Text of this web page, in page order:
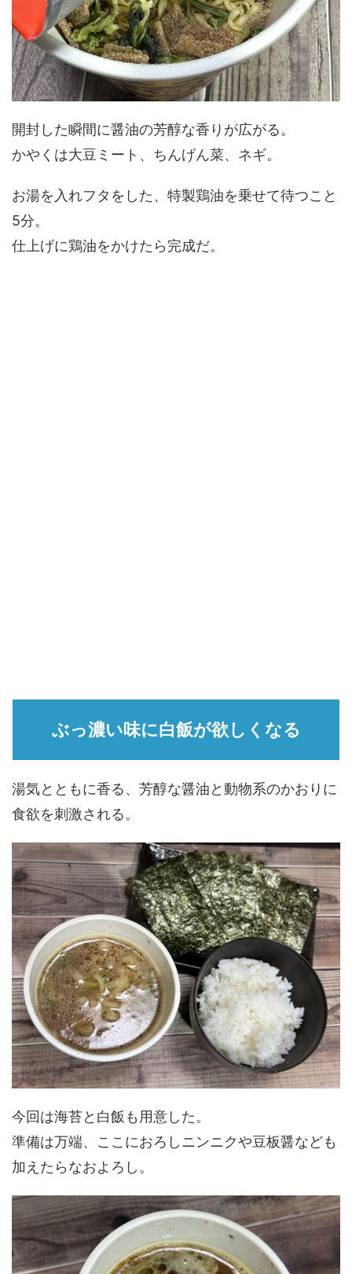
開封した瞬間に醤油の芳醇な香りが広がる。
かやくは大豆ミート、ちんげん菜、ネギ。
お湯を入れフタをした、特製鶏油を乗せて待つこと
5分。
仕上げに鶏油をかけたら完成だ。
ぶっ濃い味に白飯が欲しくなる
湯気とともに香る、芳醇な醤油と動物系のかおりに
食欲を刺激される。
今回は海苔と白飯も用意した。
準備は万端、ここにおろしニンニクや豆板醤なども
加えたらなおよろし。